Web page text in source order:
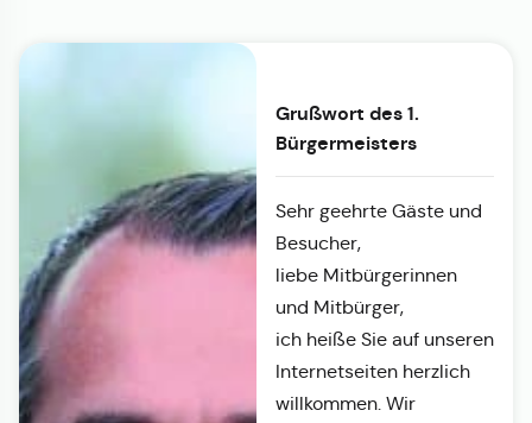
Grußwort des 1.
Bürgermeisters
Sehr geehrte Gäste und
Besucher,
liebe Mitbürgerinnen
und Mitbürger,
ich heiße Sie auf unseren
Internetseiten herzlich
willkommen. Wir